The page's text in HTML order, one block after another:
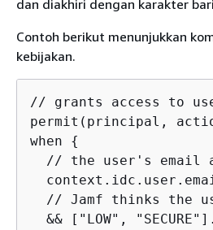
dan diakhiri dengan karakter
Contoh berikut menunjukkan
kebijakan.
// grants access to
permit(principal,
when {
// the user's email
// Jamf thinks the
&& ["LOW",